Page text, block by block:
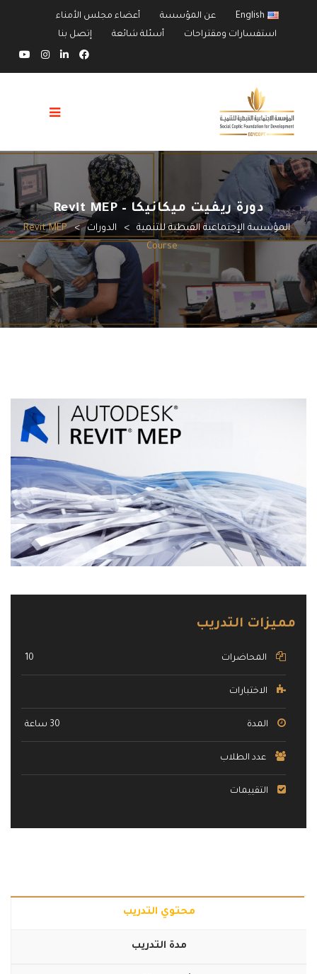
English عن المؤسسة
أعضاء مجلس الأمناء
استفسارات ومقتراحات
أسئلة شائعة إتصل بنا
دورة ريفيت ميكانيكا – Revit MEP
المؤسسة الإجتماعية القبطية للتنمية > الدورات >
Revit MEP
Course
مميزات التدريب
المحاضرات 10
الاختبارات
المدة 30 ساعة
عدد الطلاب
التقييمات
محتوي التدريب
مدة التدريب